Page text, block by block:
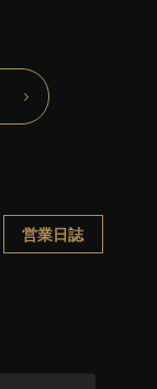
営業日誌